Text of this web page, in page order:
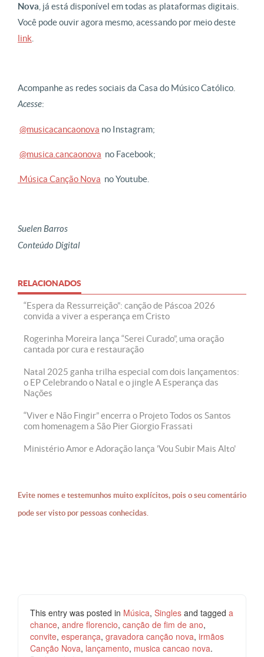
Nova , já está disponível em todas as plataformas digitais.
Você pode ouvir agora mesmo, acessando por meio deste
link
Acompanhe as redes sociais da Casa do Músico Católico.
Acesse:
@musicacancaonova no Instagram;
@musica.cancaonova no Facebook;
Música Canção Nova no Youtube.
Suelen Barros
Conteúdo Digital
RELACIONADOS
“Espera da Ressurreição”: canção de Páscoa 2026
convida a viver a esperança em Cristo
Rogerinha Moreira lança “Serei Curado”, uma oração
cantada por cura e restauração
Natal 2025 ganha trilha especial com dois lançamentos:
o EP Celebrando o Natal e o jingle A Esperança das
Nações
“Viver e Não Fingir” encerra o Projeto Todos os Santos
com homenagem a São Pier Giorgio Frassati
Ministério Amor e Adoração lança 'Vou Subir Mais Alto'
Evite nomes e testemunhos muito explícitos, pois o seu comentário
pode ser visto por pessoas conhecidas.
This entry was posted in Música, Singles and tagged a
chance, andre florencio, canção de fim de ano,
convite, esperança, gravadora canção nova, irmãos
Canção Nova, lançamento, musica cancao nova.